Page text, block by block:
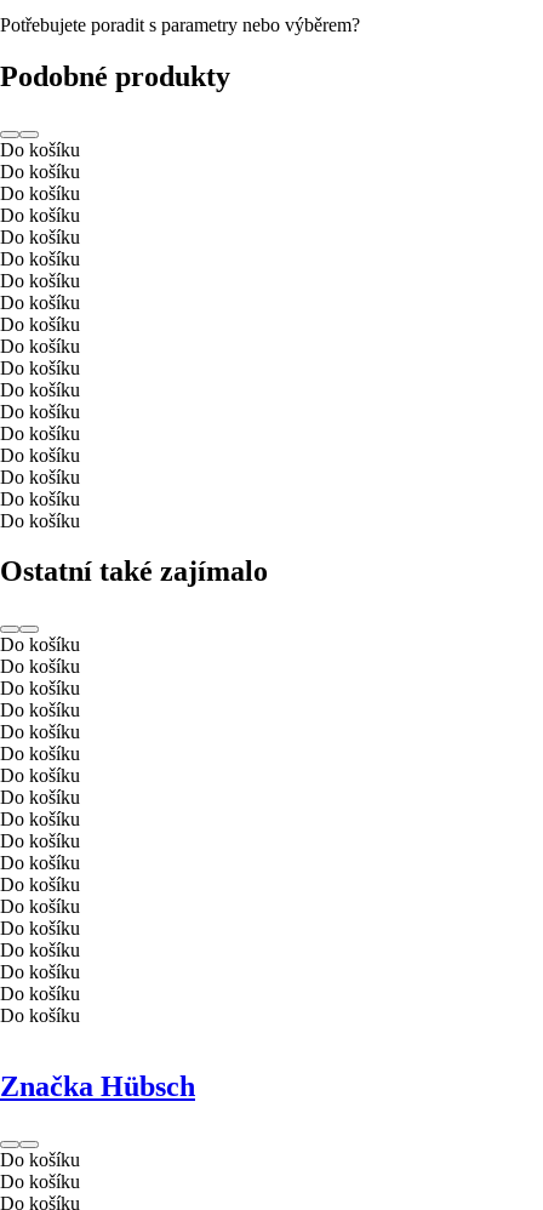
Potřebujete poradit s parametry nebo výběrem?
Podobné produkty
Do košíku
Do košíku
Do košíku
Do košíku
Do košíku
Do košíku
Do košíku
Do košíku
Do košíku
Do košíku
Do košíku
Do košíku
Do košíku
Do košíku
Do košíku
Do košíku
Do košíku
Do košíku
Ostatní také zajímalo
Do košíku
Do košíku
Do košíku
Do košíku
Do košíku
Do košíku
Do košíku
Do košíku
Do košíku
Do košíku
Do košíku
Do košíku
Do košíku
Do košíku
Do košíku
Do košíku
Do košíku
Do košíku
Značka Hübsch
Do košíku
Do košíku
Do košíku